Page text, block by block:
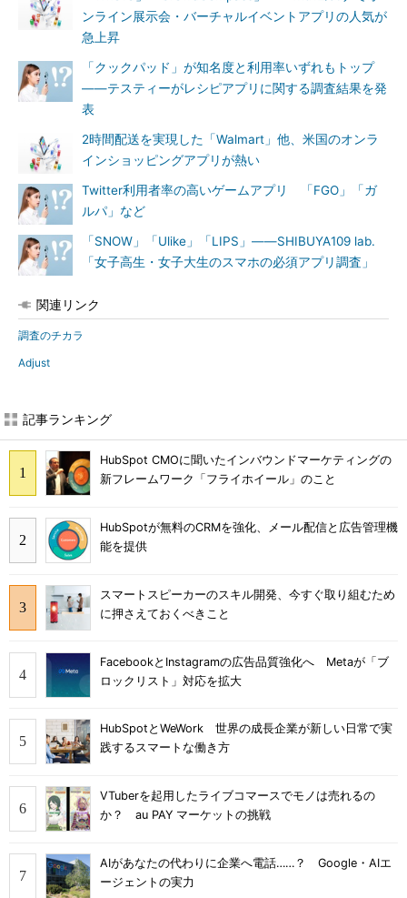
ンライン展示会・バーチャルイベントアプリの人気が
急上昇
「クックパッド」が知名度と利用率いずれもトップ
――テスティーがレシピアプリに関する調査結果を発
表
2時間配送を実現した「Walmart」他、米国のオンラ
インショッピングアプリが熱い
Twitter利用者率の高いゲームアプリ 「FGO」「ガ
ルパ」など
「SNOW」「Ulike」「LIPS」――SHIBUYA109 lab.
「女子高生・女子大生のスマホの必須アプリ調査」
関連リンク
調査のチカラ
Adjust
記事ランキング
HubSpot CMOに聞いたインバウンドマーケティングの
新フレームワーク「フライホイール」のこと
HubSpotが無料のCRMを強化、メール配信と広告管理機
能を提供
スマートスピーカーのスキル開発、今すぐ取り組むため
に押さえておくべきこと
FacebookとInstagramの広告品質強化へ Metaが「ブ
ロックリスト」対応を拡大
HubSpotとWeWork 世界の成長企業が新しい日常で実
践するスマートな働き方
VTuberを起用したライブコマースでモノは売れるの
か？ au PAY マーケットの挑戦
AIがあなたの代わりに企業へ電話……？ Google・AIエ
ージェントの実力